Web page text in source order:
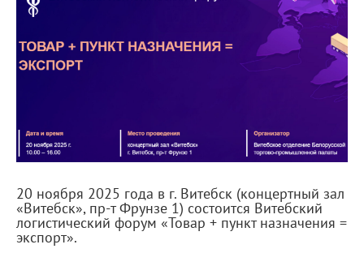
20 ноября 2025 года в г. Витебск (концертный зал
«Витебск», пр-т Фрунзе 1) состоится Витебский
логистический форум «Товар + пункт назначения =
экспорт».